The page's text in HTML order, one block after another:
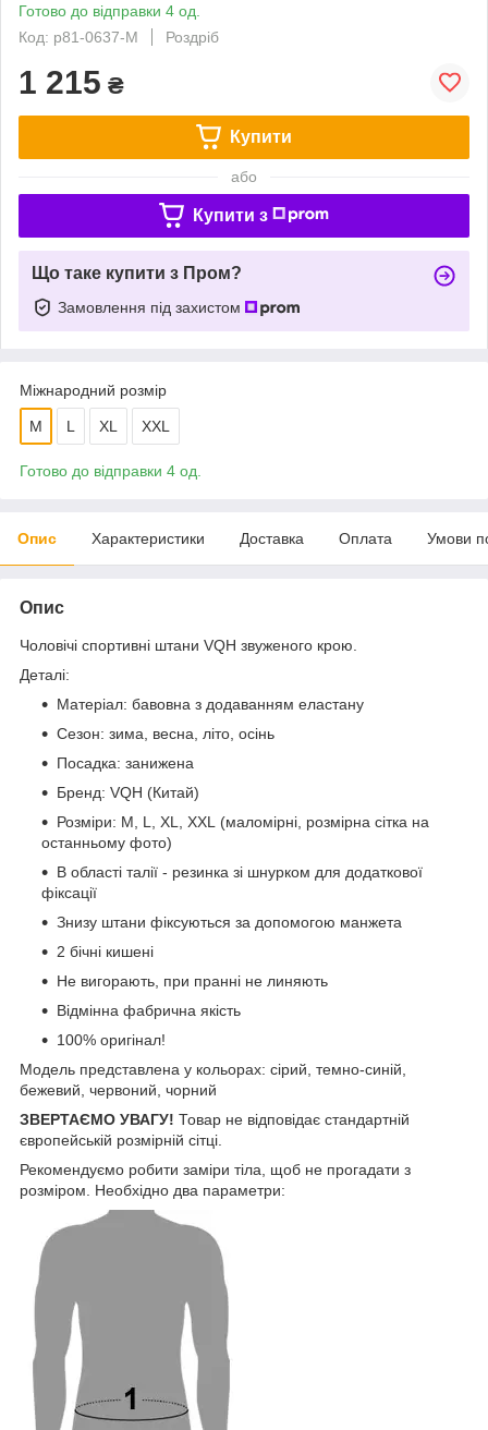
Готово до відправки 4 од.
Код: p81-0637-M
Роздріб
1 215 ₴
Купити
або
Купити з
Що таке купити з Пром?
Замовлення під захистом
Міжнародний розмір
M L XL XXL
Готово до відправки 4 од.
Опис Характеристики Доставка Оплата Умови
Опис
Чоловічі спортивні штани VQH звуженого крою.
Деталі:
Матеріал: бавовна з додаванням еластану
Сезон: зима, весна, літо, осінь
Посадка: занижена
Бренд: VQH (Китай)
Розміри: M, L, XL, XXL (маломірні, розмірна сітка на
останньому фото)
В області талії - резинка зі шнурком для додаткової
фіксації
Знизу штани фіксуються за допомогою манжета
2 бічні кишені
Не вигорають, при пранні не линяють
Відмінна фабрична якість
100% оригінал!
Модель представлена ​​у кольорах: сірий, темно-синій,
бежевий, червоний, чорний
ЗВЕРТАЄМО УВАГУ! Товар не відповідає стандартній
європейській розмірній сітці.
Рекомендуємо робити заміри тіла, щоб не прогадати з
розміром. Необхідно два параметри: